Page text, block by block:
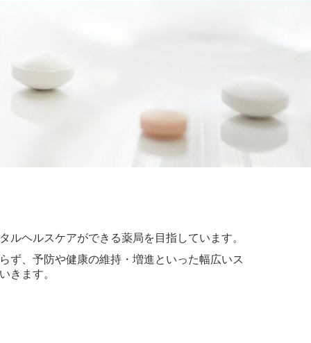
ルヘルスケアができる薬局を目指しています。
ず、予防や健康の維持・増進といった幅広いス
きます。